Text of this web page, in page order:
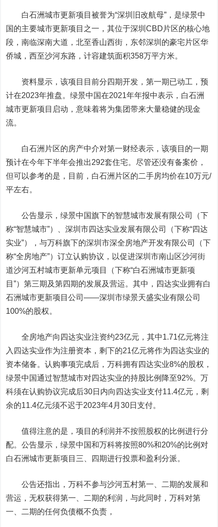
白石洲城市更新项目被誉为“深圳旧改航母”，是绿景中
国的主要城市更新项目之一，其位于深圳CBD片区的核心地
段，南临深南大道，北至香山西街，东邻深圳的豪宅片区华
侨城，西至沙河东路，计容建筑面积358万平方米。
资料显示，该项目目前分四期开发，第一期已动工，预
计在2023年推盘。绿景中国在2021年年报中表示，白石洲
城市更新项目启动，意味着将为集团带来大量稳健的现金
流。
白石洲片区的房产中介对第一财经表示，该项目的一期
预计在今年下半年会推出292套住宅。尽管还没有备案价，
但可以参考的是，目前，白石洲片区的二手房均价在10万元/
平左右。
公告显示，绿景中国旗下的智慧城市发展有限公司（下
称“智慧城市”）、深圳市四达实业发展有限公司（下称“四达
实业”），与万科旗下的深圳市深全房地产开发有限公司（下
称“全房地产”）订立认购协议，以促进深圳市南山区沙河街
道沙河五村城市更新单元项目（下称“白石洲城市更新项
目”）第三期及第四期的发展及营运。其中，四达实业拥有白
石洲城市更新项目公司——深圳市绿景天盛实业有限公司
100%的股权。
全房地产向四达实业注资约23亿元，其中1.71亿元将注
入四达实业作为注册资本，剩下的21亿元将作为四达实业的
资本储备。认购事项完成后，万科拥有四达实业8%的股权，
绿景中国通过智慧城市对四达实业的持股比例降至92%。万
科须在认购协议完成后30日内向四达实业支付11.4亿元，剩
余的11.4亿元须不迟于2023年4月30日支付。
值得注意的是，项目的利润并不按照股权的比例进行分
配。公告显示，绿景中国和万科将按照80%和20%的比例对
白石洲城市更新项目三、四期进行投票和盈利分派。
公告还指出，万科不参与沙河五村第一、二期的发展和
营运，无权获得第一、二期的利润，与此同时，万科对第
一、二期的任何负债概不负责，